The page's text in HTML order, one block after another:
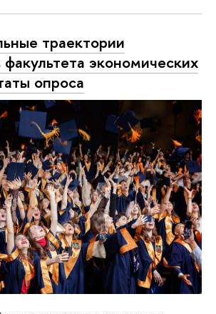
траектории
экономических
опроса